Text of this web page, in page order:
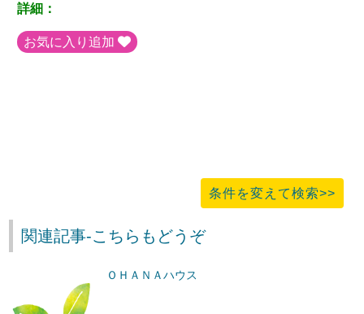
詳細：
お気に入り追加
条件を変えて検索>>
関連記事-こちらもどうぞ
ＯＨＡＮＡハウス